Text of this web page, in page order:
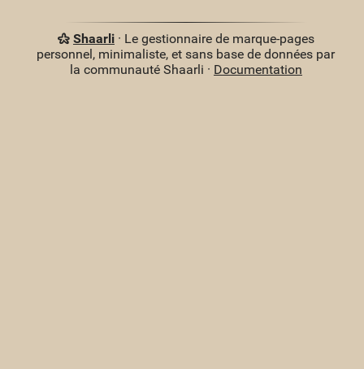
Shaarli· Le gestionnaire de marque-pages
personnel, minimaliste, et sans base de données par
la communauté Shaarli · Documentation